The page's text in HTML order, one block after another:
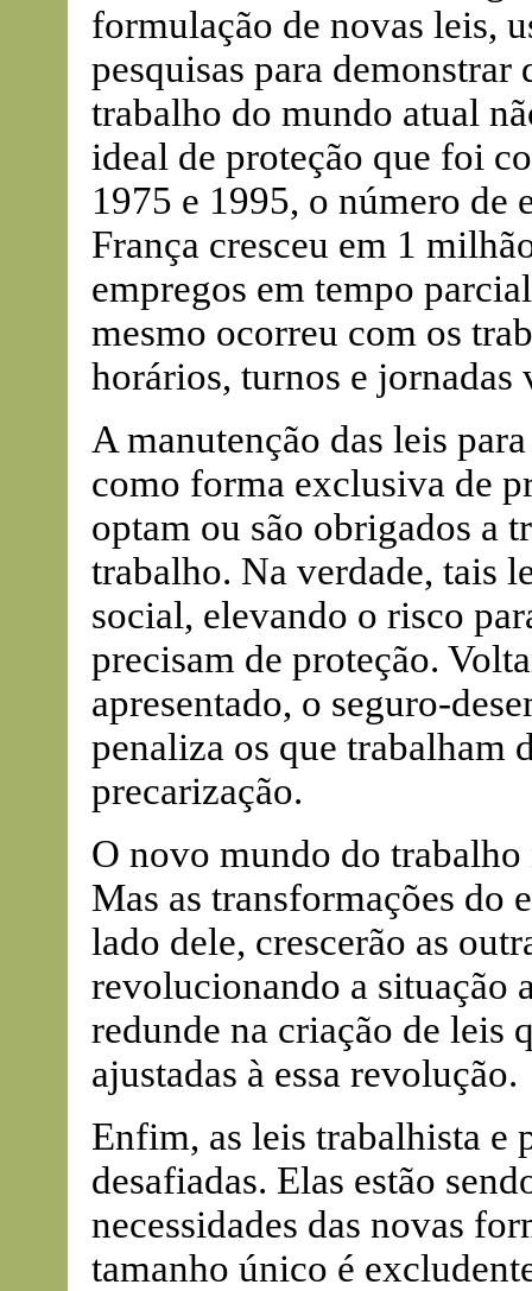
formulação de novas leis,
pesquisas para demonstrar
trabalho do mundo atual
ideal de proteção que foi
1975 e 1995, o número de
França cresceu em 1
empregos em tempo
mesmo ocorreu com os
horários, turnos e jornadas
A manutenção das leis
como forma exclusiva de
optam ou são obrigados a
trabalho. Na verdade, tais
social, elevando o risco
precisam de proteção.
apresentado, o seguro-
penaliza os que trabalham
precarização.
O novo mundo do
Mas as transformações do
lado dele, crescerão as
revolucionando a situação
redunde na criação de leis
ajustadas à essa revolução.
Enfim, as leis trabalhista e
desafiadas. Elas estão
necessidades das novas
tamanho único é